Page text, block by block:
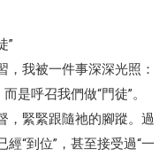
和學習方法
研討會
”
我被一件事深深光照：
是呼召我們做“門徒”。
，緊緊跟隨祂的腳蹤。過
“到位”，甚至接受過“一